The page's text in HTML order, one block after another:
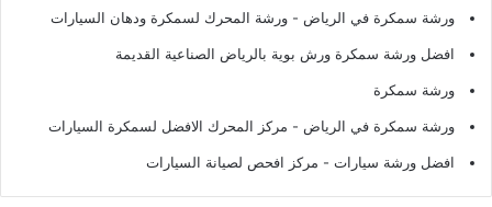
ورشة سمكرة في الرياض - ورشة المحرك لسمكرة ودهان السيارات
افضل ورشة سمكرة ورش بوية بالرياض الصناعية القديمة
ورشة سمكرة
ورشة سمكرة في الرياض - مركز المحرك الافضل لسمكرة السيارات
افضل ورشة سيارات - مركز افحص لصيانة السيارات